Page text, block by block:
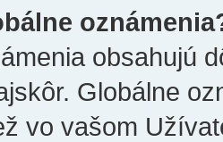
obsahujú
Globálne
vo vašom